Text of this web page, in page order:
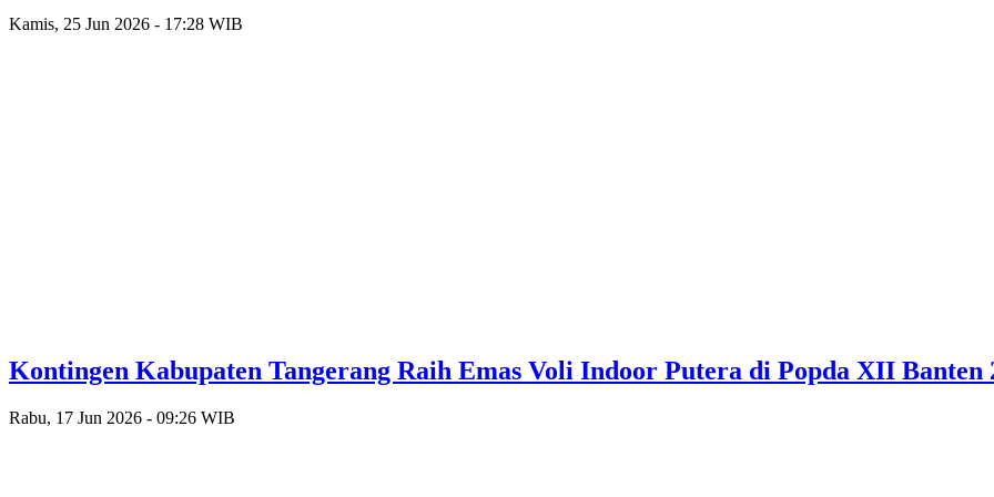
Kamis, 25 Jun 2026 - 17:28 WIB
Kontingen Kabupaten Tangerang Raih Emas Voli Indoor Putera di Popda XII Banten
Rabu, 17 Jun 2026 - 09:26 WIB